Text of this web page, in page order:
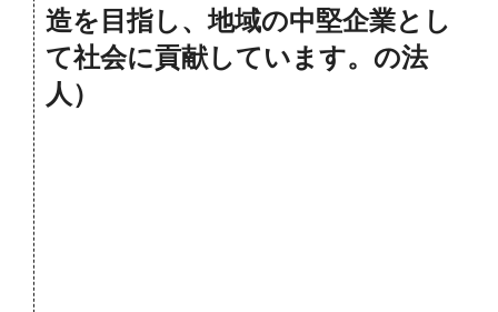
造を目指し、地域の中堅企業とし
て社会に貢献しています。の法
人）